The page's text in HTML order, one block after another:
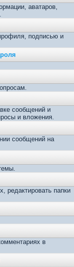
аватаров,
подписью и
сообщений и
и вложения.
сообщений на
редактировать папки
в